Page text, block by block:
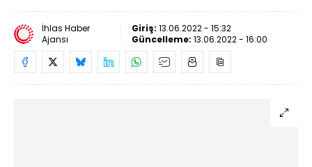
İhlas Haber
Ajansı
Giriş: 13.06.2022 - 15:32
Güncelleme: 13.06.2022 - 16:00